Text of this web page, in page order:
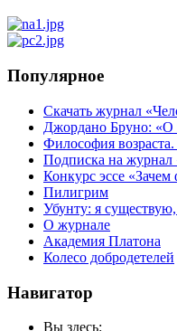
Популярное
Скачать журнал
Джордано Бруно: «О
Философия
Подписка на журнал
Конкурс эссе
Пилигрим
Убунту: я
О журнале
Академия Платона
Колесо добродетелей
Навигатор
Вы здесь: